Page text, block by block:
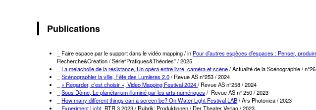
Publications
_ Faire espace par le support dans le vidéo mapping / in Pour d’autres espèces d’espaces : Penser,
Recherche&Creation / Série“Pratiques&Théories” / 2025
_La mélacholie de la résistance, Un opéra entre livre, caméra et scène/ Actualité de la Scénographie /
_Scénographier la ville, Fête des Lumières 2.0/ Revue AS n°253 / 2024
« Regarder, c’est choisir », Video Mapping Festival 2024/ Revue AS n°258 / 2024
_Sous Dôme, Le planétarium illuminé par les arts numériques / Revue AS n° 250 / 2023
How many different things can a screen be? On Water Light Festival LAB/ Ars Photonica / 2023
Experiment Licht, BTR 3 2023 / Rubrik: Produktionen / Der Theater Verlag / 2023